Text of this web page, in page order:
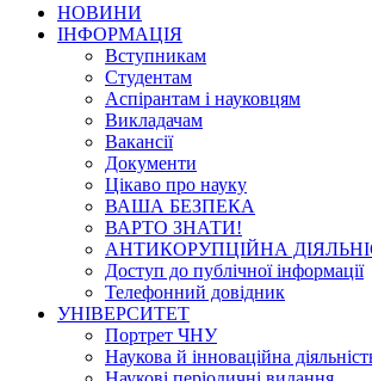
НОВИНИ
ІНФОРМАЦІЯ
Вступникам
Студентам
Аспірантам і науковцям
Викладачам
Вакансії
Документи
Цікаво про науку
ВАША БЕЗПЕКА
ВАРТО ЗНАТИ!
АНТИКОРУПЦІЙНА
Доступ до публічної інформації
Телефонний довідник
УНІВЕРСИТЕТ
Портрет ЧНУ
Наукова й інноваційна